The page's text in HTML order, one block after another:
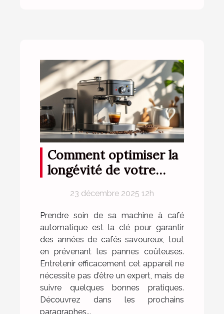
Comment optimiser la
longévité de votre
automatique ?
23 décembre 2025 12h
Prendre soin de sa machine à café
automatique est la clé pour garantir
des années de cafés savoureux, tout
en prévenant les pannes coûteuses.
Entretenir efficacement cet appareil ne
nécessite pas d’être un expert, mais de
suivre quelques bonnes pratiques.
Découvrez dans les prochains
paragraphes...